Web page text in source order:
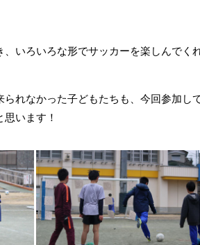
いろいろな形でサッカーを楽しんでく
れなかった子どもたちも、今回参加し
います！